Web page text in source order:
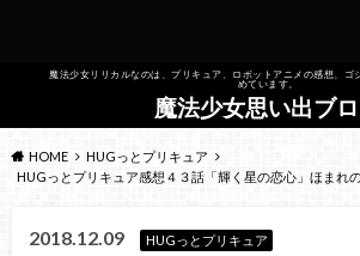
魔法少女リリカルなのは、プリキュア、ロボットアニメの感想、ゴ
めています。
魔法少女思い出ブ
HOME
HUGっとプリキュア
HUGっとプリキュア感想４３話「輝く星の恋心」ほまれの
2018.12.09 HUGっとプリキュア